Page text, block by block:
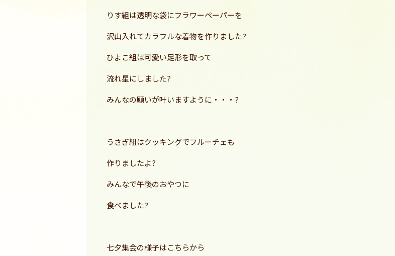
りす組は透明な袋にフラワーペーパーを
沢山入れてカラフルな着物を作りました?
ひよこ組は可愛い足形を取って
流れ星にしました?
みんなの願いが叶いますように・・・?
うさぎ組はクッキングでフルーチェも
作りましたよ?
みんなで午後のおやつに
食べました?
七夕集会の様子はこちらから